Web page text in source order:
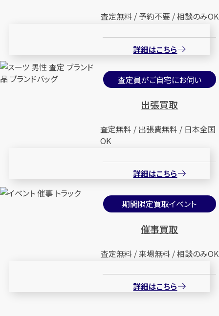
査定無料 / 予約不要 / 相談のみOK
詳細はこちら
査定員がご自宅にお伺い
出張買取
査定無料 / 出張費無料 / 日本全国
OK
詳細はこちら
期間限定買取イベント
催事買取
査定無料 / 来場無料 / 相談のみOK
詳細はこちら